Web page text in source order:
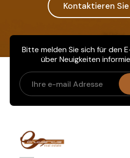
Kontaktieren
Bitte melden Sie sich für den
über Neuigkeiten